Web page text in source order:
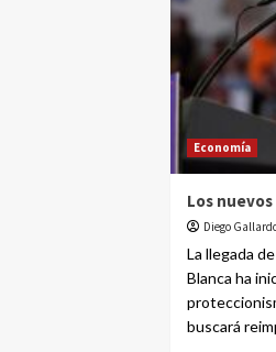
Economía
Los
Diego
La llegada
Blanca ha
buscará